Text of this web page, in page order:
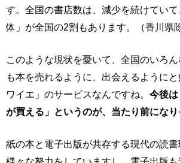
す。全国の書店数は、減少を続けてい
体」が全国の2割もあります。（香川県
このような現状を憂いて、全国のいろ
も本を売れるように、出会えるように
ワイエ」のサービスなんですね。 今後
が買える」というのが、当たり前になり
紙の本と電子出版が共存する現代の読